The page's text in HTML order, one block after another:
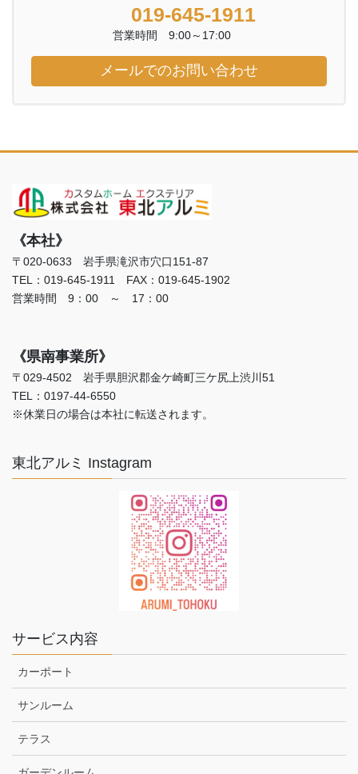
019-645-1911
営業時間 9:00～17:00
メールでのお問い合わせ
《本社》
〒020-0633 岩手県滝沢市穴口151-87
TEL：019-645-1911 FAX：019-645-1902
営業時間 9：00 ～ 17：00
《県南事業所》
〒029-4502 岩手県胆沢郡金ケ崎町三ケ尻上渋川51
TEL：0197-44-6550
※休業日の場合は本社に転送されます。
東北アルミ Instagram
サービス内容
カーポート
サンルーム
テラス